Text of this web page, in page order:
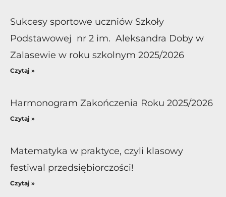
Sukcesy sportowe uczniów Szkoły
Podstawowej nr 2 im. Aleksandra Doby w
Zalasewie w roku szkolnym 2025/2026
Czytaj »
Harmonogram Zakończenia Roku 2025/2026
Czytaj »
Matematyka w praktyce, czyli klasowy
festiwal przedsiębiorczości!
Czytaj »